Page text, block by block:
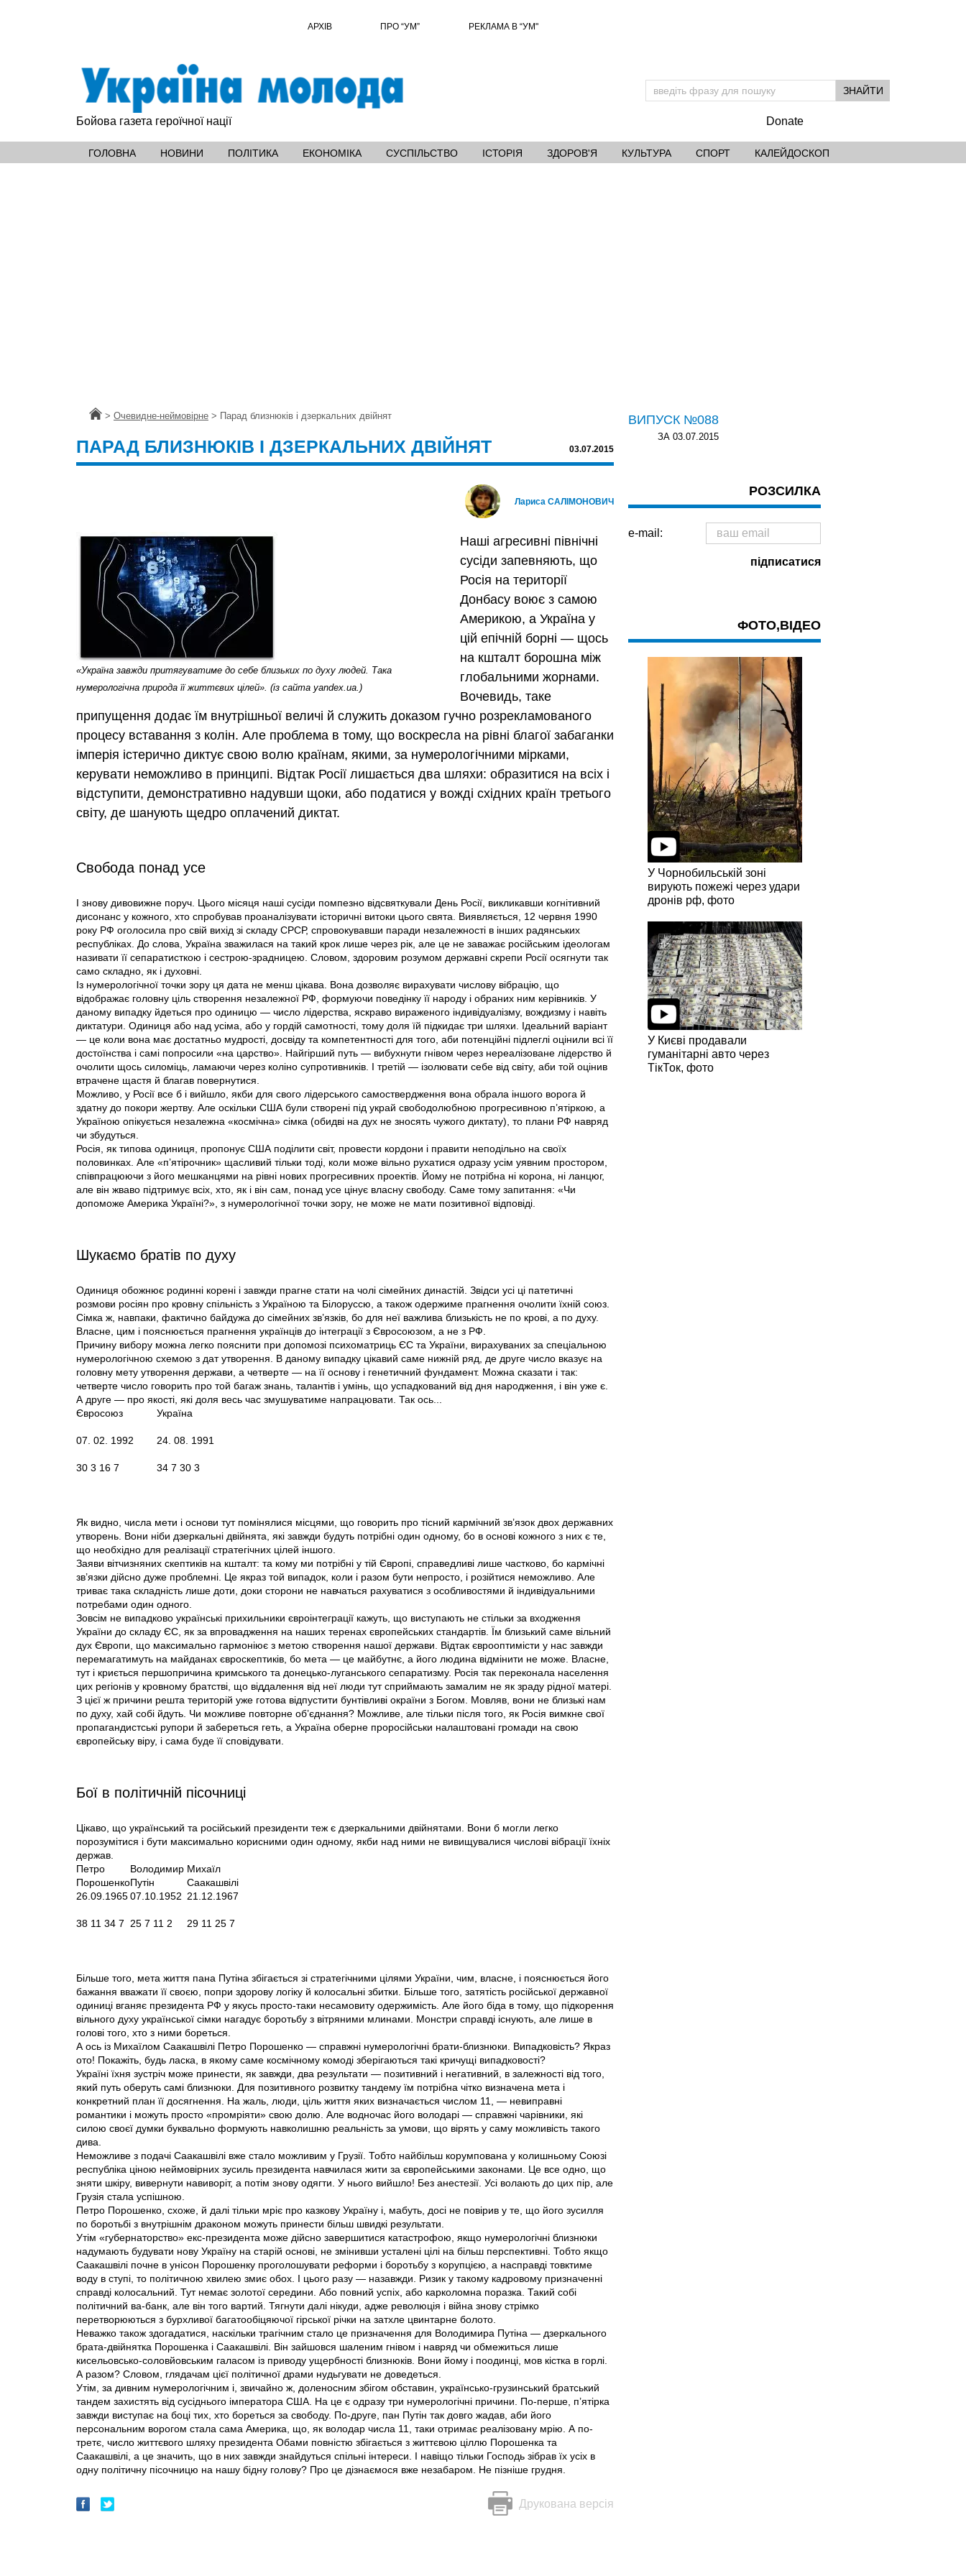
АРХІВ ПРО “УМ” РЕКЛАМА В “УМ"
Бойова газета героїчної нації Donate
ГОЛОВНА НОВИНИ ПОЛІТИКА ЕКОНОМІКА СУСПІЛЬСТВО ІСТОРІЯ ЗДОРОВ'Я КУЛЬТУРА СПОРТ КАЛЕЙДОСКОП
Головна
> Очевидне-неймовірне > Парад близнюків і дзеркальних двійнят
ПАРАД БЛИЗНЮКІВ І ДЗЕРКАЛЬНИХ ДВІЙНЯТ 03.07.2015
Лариса САЛІМОНОВИЧ
«Україна завжди притягуватиме до себе близьких по духу людей. Така
нумерологічна природа її життєвих цілей». (із сайта yandex.ua.)
Наші агресивні північні
сусіди запевняють, що
Росія на території
Донбасу воює з самою
Америкою, а Україна у
цій епічній борні — щось
на кшталт борошна між
глобальними жорнами.
Вочевидь, таке
припущення додає їм внутрішньої величі й служить доказом гучно розрекламованого
процесу вставання з колін. Але проблема в тому, що воскресла на рівні благої забаганки
імперія істерично диктує свою волю країнам, якими, за нумерологічними мірками,
керувати неможливо в принципі. Відтак Росії лишається два шляхи: образитися на всіх і
відступити, демонстративно надувши щоки, або податися у вожді східних країн третього
світу, де шанують щедро оплачений диктат.
Свобода понад усе
І знову дивовижне поруч. Цього місяця наші сусіди помпезно відсвяткували День Росії, викликавши когнітивний
дисонанс у кожного, хто спробував проаналізувати історичні витоки цього свята. Виявляється, 12 червня 1990
року РФ оголосила про свій вихід зi складу СРСР, спровокувавши паради незалежності в інших радянських
республіках. До слова, Україна зважилася на такий крок лише через рік, але це не заважає російським ідеологам
називати її сепаратисткою і сестрою-зрадницею. Словом, здоровим розумом державні скрепи Росії осягнути так
само складно, як і духовні.
Із нумерологічної точки зору ця дата не менш цікава. Вона дозволяє вирахувати числову вібрацію, що
відображає головну ціль створення незалежної РФ, формуючи поведінку її народу і обраних ним керівників. У
даному випадку йдеться про одиницю — число лідерства, яскраво вираженого індивідуалізму, вождизму і навіть
диктатури. Одиниця або над усіма, або у гордій самотності, тому доля їй підкидає три шляхи. Ідеальний варіант
— це коли вона має достатньо мудрості, досвіду та компетентності для того, аби потенційні підлеглі оцінили всі її
достоїнства і самі попросили «на царство». Найгірший путь — вибухнути гнівом через нереалізоване лідерство й
очолити щось силоміць, ламаючи через коліно супротивників. І третій — ізолювати себе від світу, аби той оцінив
втрачене щастя й благав повернутися.
Можливо, у Росії все б і вийшло, якби для свого лідерського самоствердження вона обрала іншого ворога й
здатну до покори жертву. Але оскільки США були створені під украй свободолюбною прогресивною п’ятіркою, а
Україною опікується незалежна «космічна» сімка (обидві на дух не зносять чужого диктату), то плани РФ навряд
чи збудуться.
Росія, як типова одиниця, пропонує США поділити світ, провести кордони і правити неподільно на своїх
половинках. Але «п’ятірочник» щасливий тільки тоді, коли може вільно рухатися одразу усім уявним простором,
співпрацюючи з його мешканцями на рівні нових прогресивних проектів. Йому не потрібна ні корона, ні ланцюг,
але він жваво підтримує всіх, хто, як і він сам, понад усе цінує власну свободу. Саме тому запитання: «Чи
допоможе Америка Україні?», з нумерологічної точки зору, не може не мати позитивної відповідi.
Шукаємо братів по духу
Одиниця обожнює родинні корені і завжди прагне стати на чолі сімейних династій. Звідси усі ці патетичні
розмови росіян про кровну спільність з Україною та Білоруссю, а також одержиме прагнення очолити їхній союз.
Сімка ж, навпаки, фактично байдужа до сімейних зв’язків, бо для неї важлива близькість не по крові, а по духу.
Власне, цим і пояснюється прагнення українців до інтеграції з Євросоюзом, а не з РФ.
Причину вибору можна легко пояснити при допомозі психоматриць ЄС та України, вирахуваних за спеціальною
нумерологічною схемою з дат утворення. В даному випадку цікавий саме нижній ряд, де друге число вказує на
головну мету утворення держави, а четверте — на її основу і генетичний фундамент. Можна сказати і так:
четверте число говорить про той багаж знань, талантів і умінь, що успадкований від дня народження, і він уже є.
А друге — про якості, які доля весь час змушуватиме напрацювати. Так ось...
Євросоюз
Україна
07. 02. 1992 24. 08. 1991
30 3 16 7 34 7 30 3
Як видно, числа мети і основи тут помінялися місцями, що говорить про тісний кармічний зв’язок двох державних
утворень. Вони ніби дзеркальні двійнята, які завжди будуть потрібні один одному, бо в основі кожного з них є те,
що необхідно для реалізації стратегічних цілей іншого.
Заяви вітчизняних скептиків на кшталт: та кому ми потрібні у тій Європі, справедливі лише частково, бо кармічні
зв’язки дійсно дуже проблемні. Це якраз той випадок, коли і разом бути непросто, і розійтися неможливо. Але
триває така складність лише доти, доки сторони не навчаться рахуватися з особливостями й індивідуальними
потребами один одного.
Зовсім не випадково українські прихильники євроінтеграції кажуть, що виступають не стільки за входження
України до складу ЄС, як за впровадження на наших теренах європейських стандартів. Їм близький саме вільний
дух Європи, що максимально гармоніює з метою створення нашої держави. Відтак єврооптимісти у нас завжди
перемагатимуть на майданах євроскептиків, бо мета — це майбутнє, а його людина відмінити не може. Власне,
тут і криється першопричина кримського та донецько-луганського сепаратизму. Росія так переконала населення
цих регіонів у кровному братстві, що віддалення від неї люди тут сприймають замалим не як зраду рідної матері.
З цієї ж причини решта територій уже готова відпустити бунтівливі окраїни з Богом. Мовляв, вони не близькі нам
по духу, хай собі йдуть. Чи можливе повторне об’єднання? Можливе, але тільки після того, як Росія вимкне свої
пропагандистські рупори й забереться геть, а Україна оберне проросійськи налаштовані громади на свою
європейську віру, і сама буде її сповідувати.
Бої в політичній пісочниці
Цікаво, що український та російський президенти теж є дзеркальними двійнятами. Вони б могли легко
порозумітися і бути максимально корисними один одному, якби над ними не вивищувалися числові вібрації їхніх
держав.
Петро
Порошенко
Володимир
Путін
Михаїл
Саакашвілі
26.09.196507.10.1952 21.12.1967
38 11 34 7 25 7 11 2 29 11 25 7
Більше того, мета життя пана Путіна збiгається зі стратегічними цілями України, чим, власне, і пояснюється його
бажання вважати її своєю, попри здорову логіку й колосальні збитки. Більше того, затятість російської державної
одиниці вганяє президента РФ у якусь просто-таки несамовиту одержимість. Але його біда в тому, що підкорення
вільного духу української сімки нагадує боротьбу з вітряними млинами. Монстри справді існують, але лише в
голові того, хто з ними бореться.
А ось iз Михаїлом Саакашвілі Петро Порошенко — справжні нумерологічні брати-близнюки. Випадковість? Якраз
ото! Покажіть, будь ласка, в якому саме космічному комоді зберігаються такі кричущі випадковості?
Україні їхня зустріч може принести, як завжди, два результати — позитивний і негативний, в залежності від того,
який путь оберуть самі близнюки. Для позитивного розвитку тандему їм потрібна чітко визначена мета і
конкретний план її досягнення. На жаль, люди, ціль життя яких визначається числом 11, — невиправні
романтики і можуть просто «промріяти» свою долю. Але водночас його володарі — справжні чарівники, які
силою своєї думки буквально формують навколишню реальність за умови, що вірять у саму можливість такого
дива.
Неможливе з подачі Саакашвілі вже стало можливим у Грузії. Тобто найбільш корумпована у колишньому Союзі
республіка ціною неймовірних зусиль президента навчилася жити за європейськими законами. Це все одно, що
зняти шкіру, вивернути навиворіт, а потім знову одягти. У нього вийшло! Без анестезії. Усі волають до цих пір, але
Грузія стала успішною.
Петро Порошенко, схоже, й далі тільки мріє про казкову Україну і, мабуть, досі не повірив у те, що його зусилля
по боротьбі з внутрішнім драконом можуть принести більш швидкі результати.
Утім «губернаторство» екс-президента може дійсно завершитися катастрофою, якщо нумерологічні близнюки
надумають будувати нову Україну на старій основі, не змінивши усталені цілі на більш перспективні. Тобто якщо
Саакашвілі почне в унісон Порошенку проголошувати реформи і боротьбу з корупцією, а насправді товктиме
воду в ступі, то політичною хвилею змиє обох. І цього разу — назавжди. Ризик у такому кадровому призначенні
справді колосальний. Тут немає золотої середини. Або повний успіх, або карколомна поразка. Такий собі
політичний ва-банк, але він того вартий. Тягнути далі нікуди, адже революція і війна знову стрімко
перетворюються з бурхливої багатообіцяючої гірської річки на затхле цвинтарне болото.
Неважко також здогадатися, наскільки трагічним стало це призначення для Володимира Путіна — дзеркального
брата-двійнятка Порошенка і Саакашвілі. Він зайшовся шаленим гнівом і навряд чи обмежиться лише
кисельовсько-соловйовським галасом iз приводу ущербності близнюків. Вони йому і поодинці, мов кістка в горлі.
А разом? Словом, глядачам цієї політичної драми нудьгувати не доведеться.
Утім, за дивним нумерологічним і, звичайно ж, доленосним збігом обставин, українсько-грузинський братський
тандем захистять від сусіднього імператора США. На це є одразу три нумерологічні причини. По-перше, п’ятірка
завжди виступає на боці тих, хто бореться за свободу. По-друге, пан Путін так довго жадав, аби його
персональним ворогом стала сама Америка, що, як володар числа 11, таки отримає реалізовану мрію. А по-
третє, число життєвого шляху президента Обами повністю збiгається з життєвою ціллю Порошенка та
Саакашвілі, а це значить, що в них завжди знайдуться спільні інтереси. І навіщо тільки Господь зібрав їх усіх в
одну політичну пісочницю на нашу бідну голову? Про це дізнаємося вже незабаром. Не пізніше грудня.
Друкована версія
ВИПУСК №088
ЗА 03.07.2015
РОЗСИЛКА
e-mail:
ФОТО,ВІДЕО
У Чорнобильській зоні
вирують пожежі через удари
дронів рф, фото
У Києві продавали
гуманітарні авто через
ТікТок, фото